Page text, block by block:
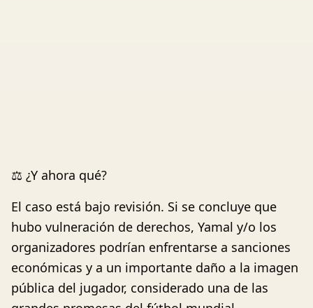
⚖️ ¿Y ahora qué?
El caso está bajo revisión. Si se concluye que
hubo vulneración de derechos, Yamal y/o los
organizadores podrían enfrentarse a sanciones
económicas y a un importante daño a la imagen
pública del jugador, considerado una de las